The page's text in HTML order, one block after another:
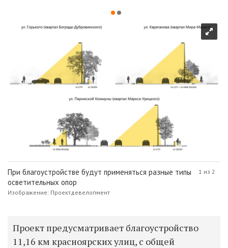
При благоустройстве будут применяться разные типы
осветительных опор
Изображение: Проектдевелопмент
1 из 2
Проект предусматривает благоустройство
11,16 км красноярских улиц, с общей